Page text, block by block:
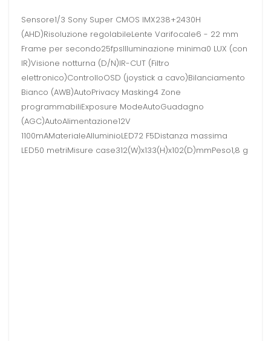
Sensore1/3 Sony Super CMOS IMX238+2430H
(AHD)Risoluzione regolabileLente Varifocale6 - 22 mm
Frame per secondo25fpsIlluminazione minima0 LUX (con
IR)Visione notturna (D/N)IR-CUT (Filtro
elettronico)ControlloOSD (joystick a cavo)Bilanciamento
Bianco (AWB)AutoPrivacy Masking4 Zone
programmabiliExposure ModeAutoGuadagno
(AGC)AutoAlimentazione12V
1100mAMaterialeAlluminioLED72 F5Distanza massima
LED50 metriMisure case312(W)x133(H)x102(D)mmPeso1,8 g